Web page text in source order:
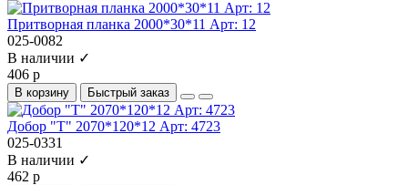
Притворная планка 2000*30*11 Арт: 12
025-0082
В наличии ✓
406 р
В корзину Быстрый заказ
Добор "Т" 2070*120*12 Арт: 4723
025-0331
В наличии ✓
462 р